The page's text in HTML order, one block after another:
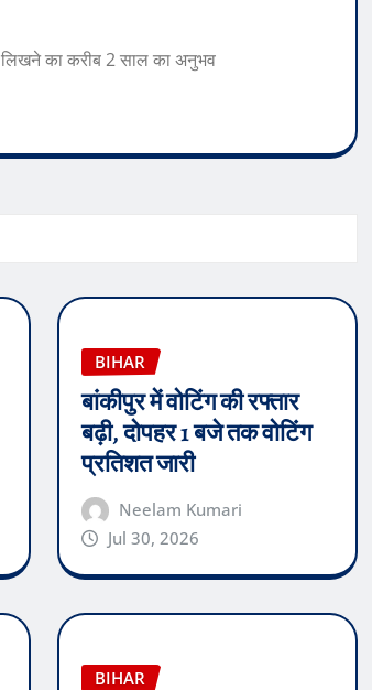
का करीब 2 साल का अनुभव
BIHAR
बांकीपुर में वोटिंग की रफ्तार
बढ़ी, दोपहर 1 बजे तक वोटिंग
प्रतिशत जारी
Neelam Kumari
Jul 30, 2026
BIHAR